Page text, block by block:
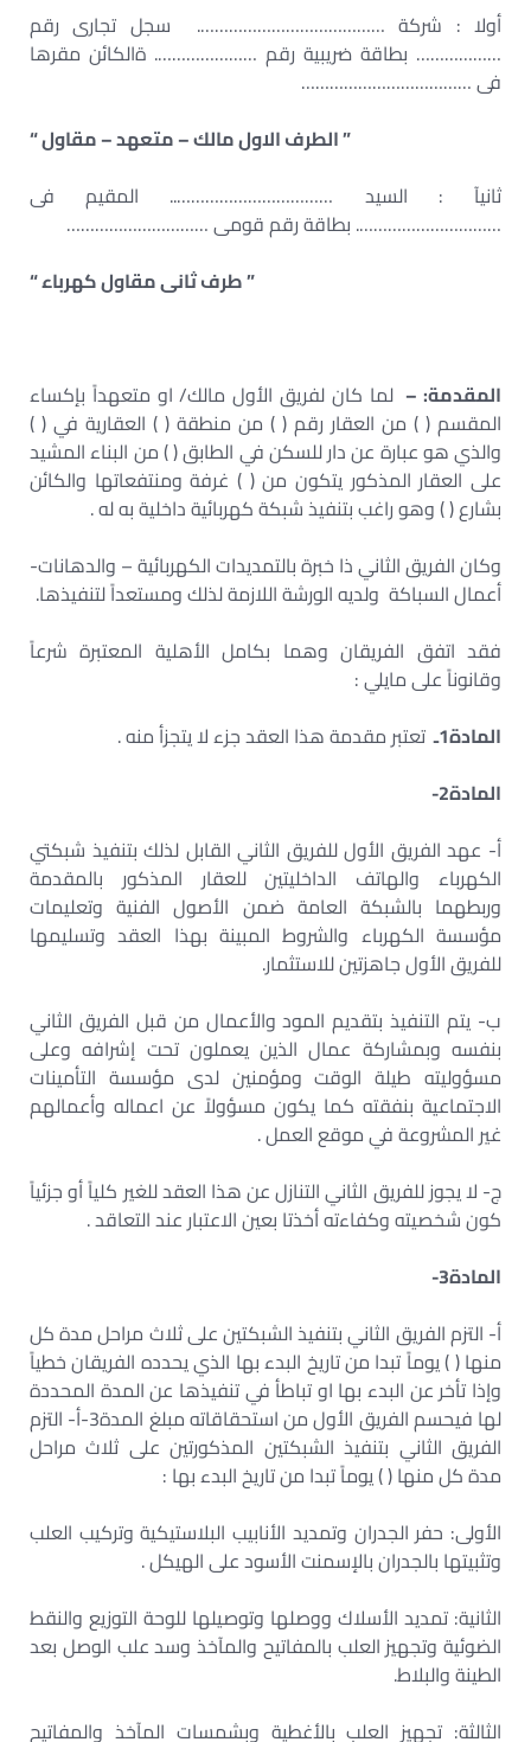
أولا : شركة …………………………………. سجل تجارى رقم
……………… بطاقة ضريبية رقم …………………. ةالكائن مقرها
فى ………………………………
” الطرف الاول مالك – متعهد – مقاول “
ثانيآ : السيد …………………………….. المقيم فى
…………………………. بطاقة رقم قومى …………………………
” طرف ثانى مقاول كهرباء “
المقدمة: – لما كان لفريق الأول مالك/ او متعهداً بإكساء
المقسم ( ) من العقار رقم ( ) من منطقة ( ) العقارية في ( )
والذي هو عبارة عن دار للسكن في الطابق ( ) من البناء المشيد
على العقار المذكور يتكون من ( ) غرفة ومنتفعاتها والكائن
بشارع ( ) وهو راغب بتنفيذ شبكة كهربائية داخلية به له .
وكان الفريق الثاني ذا خبرة بالتمديدات الكهربائية – والدهانات-
أعمال السباكة ولديه الورشة اللازمة لذلك ومستعداً لتنفيذها.
فقد اتفق الفريقان وهما بكامل الأهلية المعتبرة شرعاً
وقانوناً على مايلي :
المادة1ـ
تعتبر مقدمة هذا العقد جزء لا يتجزأ منه .
المادة2-
أ- عهد الفريق الأول للفريق الثاني القابل لذلك بتنفيذ شبكتي
الكهرباء والهاتف الداخليتين للعقار المذكور بالمقدمة
وربطهما بالشبكة العامة ضمن الأصول الفنية وتعليمات
مؤسسة الكهرباء والشروط المبينة بهذا العقد وتسليمها
للفريق الأول جاهزتين للاستثمار.
ب- يتم التنفيذ بتقديم المود والأعمال من قبل الفريق الثاني
بنفسه وبمشاركة عمال الذين يعملون تحت إشرافه وعلى
مسؤوليته طيلة الوقت ومؤمنين لدى مؤسسة التأمينات
الاجتماعية بنفقته كما يكون مسؤولاً عن اعماله وأعمالهم
غير المشروعة في موقع العمل .
ج- لا يجوز للفريق الثاني التنازل عن هذا العقد للغير كلياً أو جزئياً
كون شخصيته وكفاءته أخذتا بعين الاعتبار عند التعاقد .
المادة3-
أ- التزم الفريق الثاني بتنفيذ الشبكتين على ثلاث مراحل مدة كل
منها ( ) يوماً تبدا من تاريخ البدء بها الذي يحدده الفريقان خطياً
وإذا تأخر عن البدء بها او تباطأ في تنفيذها عن المدة المحددة
لها فيحسم الفريق الأول من استحقاقاته مبلغ المدة3-أ- التزم
الفريق الثاني بتنفيذ الشبكتين المذكورتين على ثلاث مراحل
مدة كل منها ( ) يوماً تبدا من تاريخ البدء بها :
الأولى: حفر الجدران وتمديد الأنابيب البلاستيكية وتركيب العلب
وتثبيتها بالجدران بالإسمنت الأسود على الهيكل .
الثانية: تمديد الأسلاك ووصلها وتوصيلها للوحة التوزيع والنقط
الضوئية وتجهيز العلب بالمفاتيح والمآخذ وسد علب الوصل بعد
الطينة والبلاط.
الثالثة: تجهيز العلب بالأغطية وبشمسات المآخذ والمفاتيح